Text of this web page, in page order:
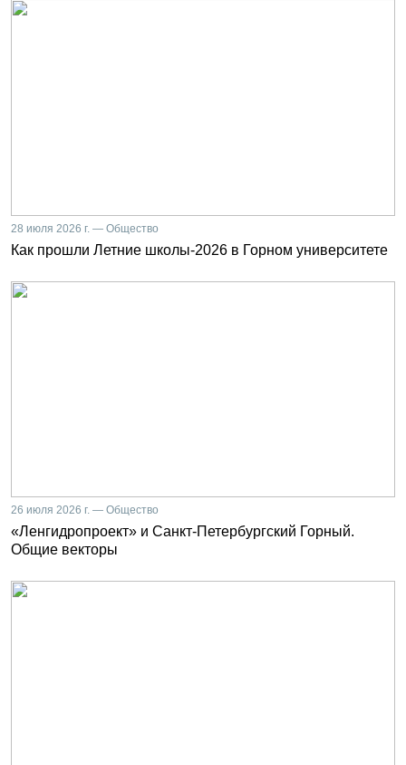
28 июля 2026 г. — Общество
Как прошли Летние школы-2026 в Горном университете
26 июля 2026 г. — Общество
«Ленгидропроект» и Санкт-Петербургский Горный.
Общие векторы